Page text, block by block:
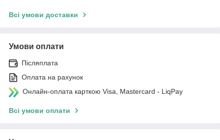
Всі умови доставки
Умови оплати
Післяплата
Оплата на рахунок
Онлайн-оплата карткою Visa, Mastercard - LiqPay
Всі умови оплати